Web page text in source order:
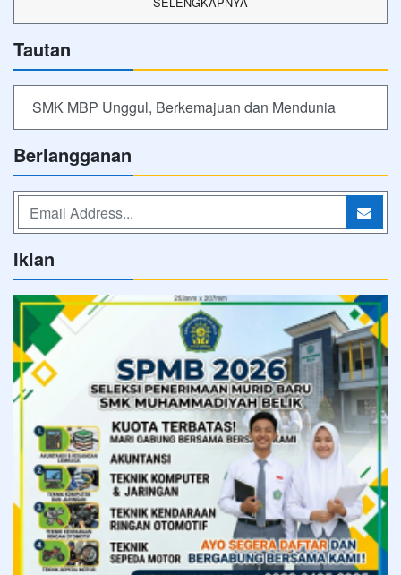
Tautan
SMK MBP Unggul, Berkemajuan dan Mendunia
Berlangganan
Iklan